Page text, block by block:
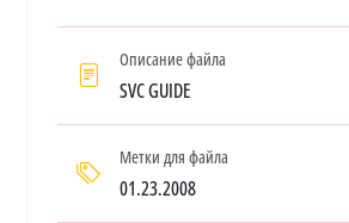
Описание файла
SVC GUIDE
Метки для файла
01.23.2008